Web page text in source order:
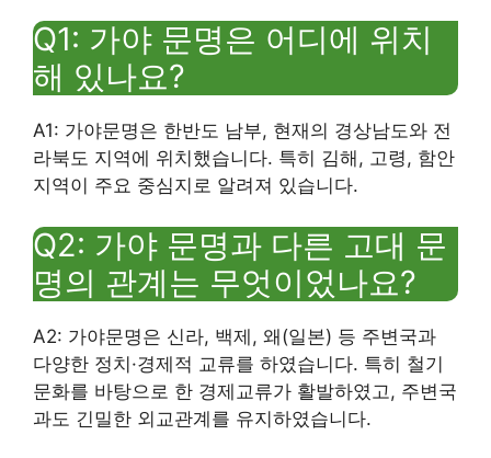
Q1: 가야 문명은 어디에 위치
해 있나요?
A1: 가야문명은 한반도 남부, 현재의 경상남도와 전
라북도 지역에 위치했습니다. 특히 김해, 고령, 함안
지역이 주요 중심지로 알려져 있습니다.
Q2: 가야 문명과 다른 고대 문
명의 관계는 무엇이었나요?
A2: 가야문명은 신라, 백제, 왜(일본) 등 주변국과
다양한 정치·경제적 교류를 하였습니다. 특히 철기
문화를 바탕으로 한 경제교류가 활발하였고, 주변국
과도 긴밀한 외교관계를 유지하였습니다.